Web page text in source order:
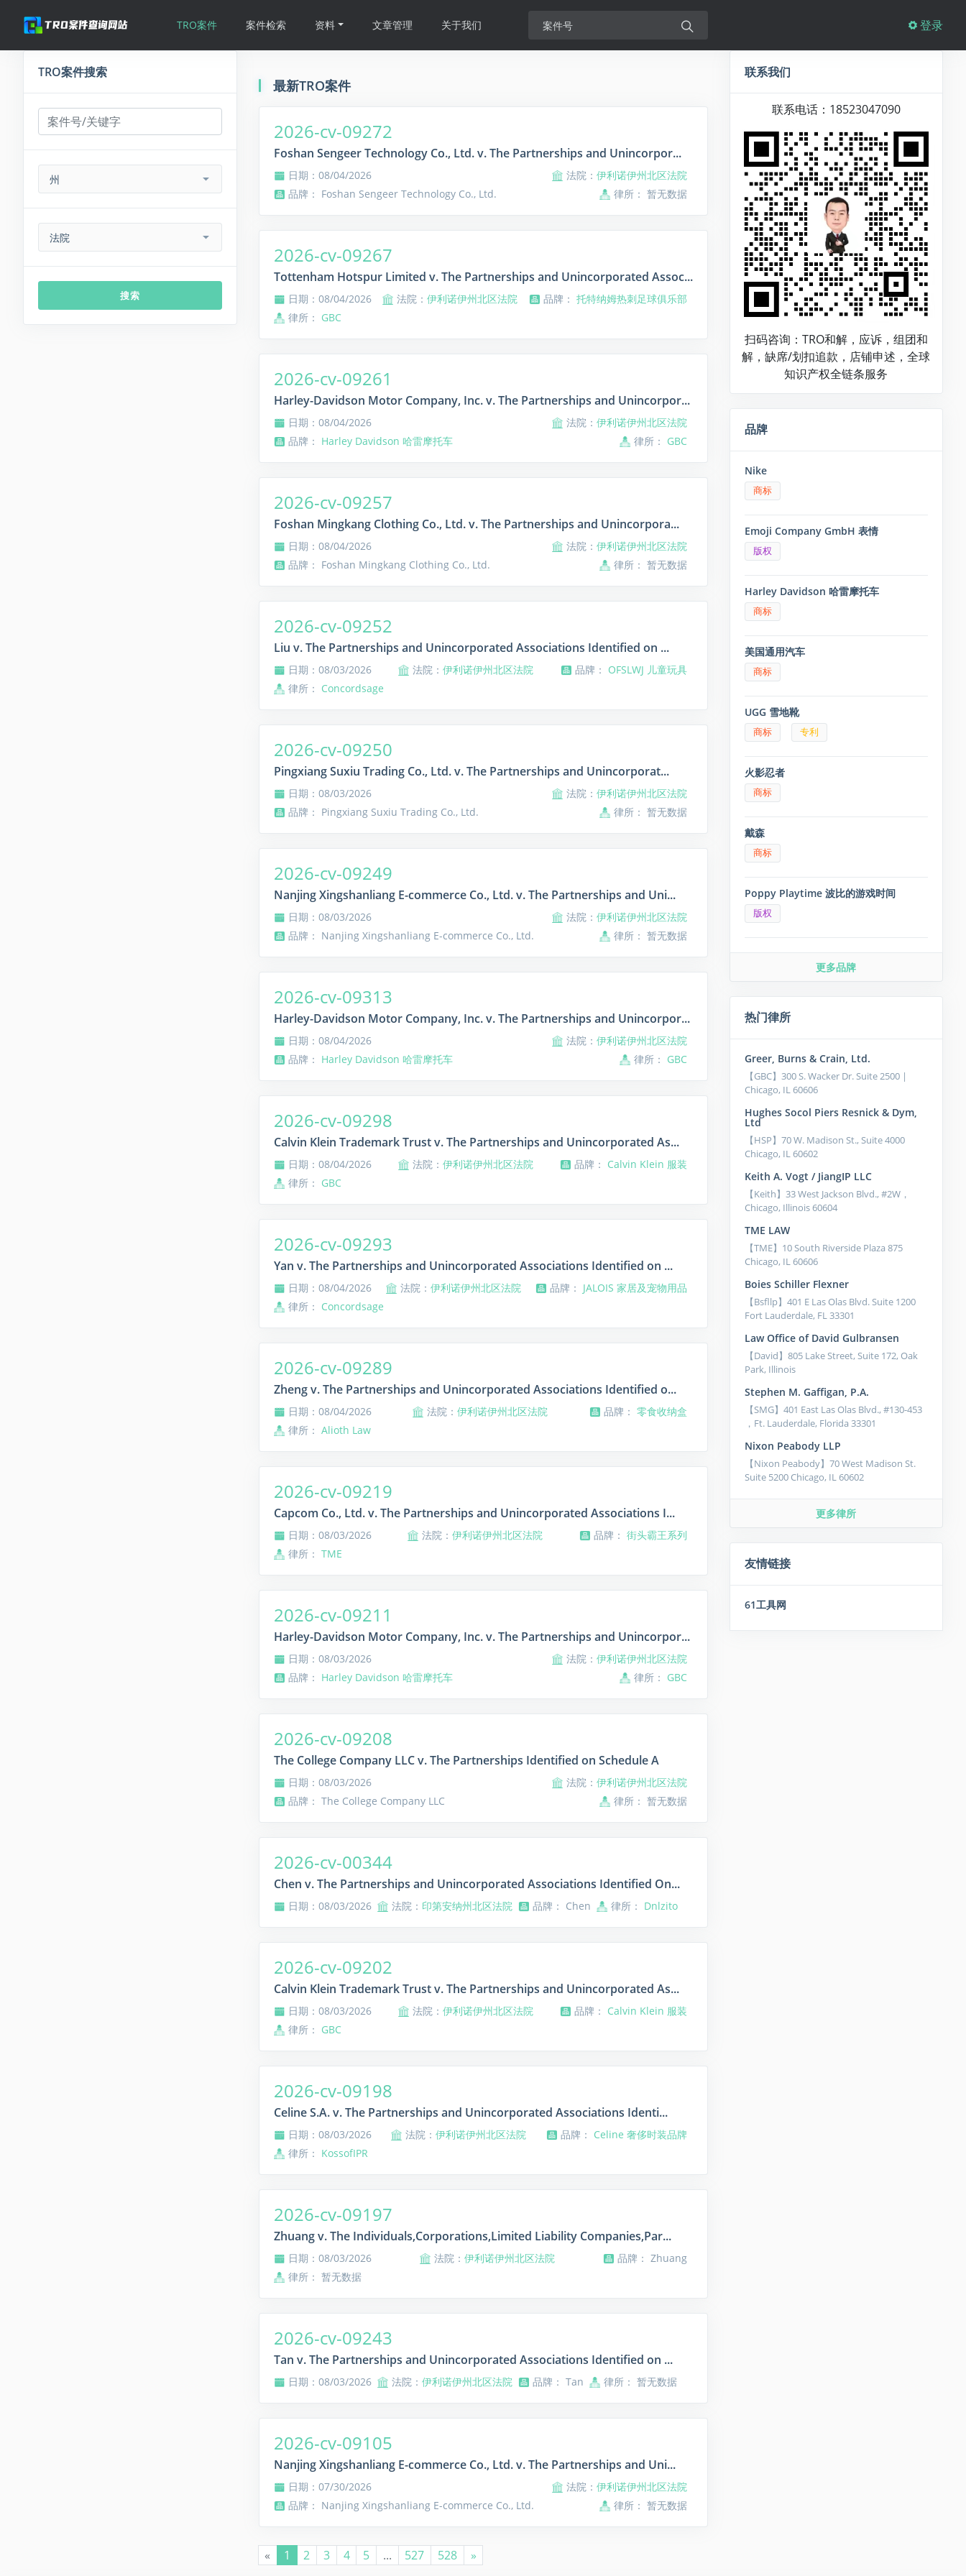
TRO案件 案件检索 资料 文章管理 关于我们 登录
TRO案件搜索
搜索
最新TRO案件
2026-cv-09272
Foshan Sengeer Technology Co., Ltd. v. The Partnerships and Unincorpor...
日期：08/04/2026 法院： 伊利诺伊州北区法院
品牌： Foshan Sengeer Technology Co., Ltd.
律所： 暂无数据
2026-cv-09267
Tottenham Hotspur Limited v. The Partnerships and Unincorporated Assoc...
日期：08/04/2026 法院： 伊利诺伊州北区法院 品牌： 托特纳姆热刺足球俱乐部
律所： GBC
2026-cv-09261
Harley-Davidson Motor Company, Inc. v. The Partnerships and Unincorpor...
日期：08/04/2026 法院： 伊利诺伊州北区法院
品牌： Harley Davidson 哈雷摩托车 律所： GBC
2026-cv-09257
Foshan Mingkang Clothing Co., Ltd. v. The Partnerships and Unincorpora...
日期：08/04/2026 法院： 伊利诺伊州北区法院
品牌： Foshan Mingkang Clothing Co., Ltd.
律所： 暂无数据
2026-cv-09252
Liu v. The Partnerships and Unincorporated Associations Identified on ...
日期：08/03/2026 法院： 伊利诺伊州北区法院 品牌： OFSLWJ 儿童玩具
律所： Concordsage
2026-cv-09250
Pingxiang Suxiu Trading Co., Ltd. v. The Partnerships and Unincorporat...
日期：08/03/2026 法院： 伊利诺伊州北区法院
品牌： Pingxiang Suxiu Trading Co., Ltd.
律所： 暂无数据
2026-cv-09249
Nanjing Xingshanliang E-commerce Co., Ltd. v. The Partnerships and Uni...
日期：08/03/2026 法院： 伊利诺伊州北区法院
品牌： Nanjing Xingshanliang E-commerce Co., Ltd.
律所： 暂无数据
2026-cv-09313
Harley-Davidson Motor Company, Inc. v. The Partnerships and Unincorpor...
日期：08/04/2026 法院： 伊利诺伊州北区法院
品牌： Harley Davidson 哈雷摩托车 律所： GBC
2026-cv-09298
Calvin Klein Trademark Trust v. The Partnerships and Unincorporated As...
日期：08/04/2026 法院： 伊利诺伊州北区法院 品牌： Calvin Klein 服装
律所： GBC
2026-cv-09293
Yan v. The Partnerships and Unincorporated Associations Identified on ...
日期：08/04/2026 法院： 伊利诺伊州北区法院 品牌： JALOIS 家居及宠物用品
律所： Concordsage
2026-cv-09289
Zheng v. The Partnerships and Unincorporated Associations Identified o...
日期：08/04/2026 法院： 伊利诺伊州北区法院 品牌： 零食收纳盒
律所： Alioth Law
2026-cv-09219
Capcom Co., Ltd. v. The Partnerships and Unincorporated Associations I...
日期：08/03/2026 法院： 伊利诺伊州北区法院 品牌： 街头霸王系列
律所： TME
2026-cv-09211
Harley-Davidson Motor Company, Inc. v. The Partnerships and Unincorpor...
日期：08/03/2026 法院： 伊利诺伊州北区法院
品牌： Harley Davidson 哈雷摩托车 律所： GBC
2026-cv-09208
The College Company LLC v. The Partnerships Identified on Schedule A
日期：08/03/2026 法院： 伊利诺伊州北区法院
品牌： The College Company LLC
律所： 暂无数据
2026-cv-00344
Chen v. The Partnerships and Unincorporated Associations Identified On...
日期：08/03/2026 法院： 印第安纳州北区法院 品牌： Chen 律所： Dnlzito
2026-cv-09202
Calvin Klein Trademark Trust v. The Partnerships and Unincorporated As...
日期：08/03/2026 法院： 伊利诺伊州北区法院 品牌： Calvin Klein 服装
律所： GBC
2026-cv-09198
Celine S.A. v. The Partnerships and Unincorporated Associations Identi...
日期：08/03/2026 法院： 伊利诺伊州北区法院 品牌： Celine 奢侈时装品牌
律所： KossofIPR
2026-cv-09197
Zhuang v. The Individuals,Corporations,Limited Liability Companies,Par...
日期：08/03/2026 法院： 伊利诺伊州北区法院
品牌： Zhuang
律所： 暂无数据
2026-cv-09243
Tan v. The Partnerships and Unincorporated Associations Identified on ...
日期：08/03/2026 法院： 伊利诺伊州北区法院 品牌： Tan 律所： 暂无数据
2026-cv-09105
Nanjing Xingshanliang E-commerce Co., Ltd. v. The Partnerships and Uni...
日期：07/30/2026 法院： 伊利诺伊州北区法院
品牌： Nanjing Xingshanliang E-commerce Co., Ltd.
律所： 暂无数据
« 1 2 3 4 5 ... 527 528 »
联系我们
联系电话：18523047090
扫码咨询：TRO和解，应诉，组团和
解，缺席/划扣追款，店铺申述，全球
知识产权全链条服务
品牌
Nike
商标
Emoji Company GmbH 表情
版权
Harley Davidson 哈雷摩托车
商标
美国通用汽车
商标
UGG 雪地靴
商标 专利
火影忍者
商标
戴森
商标
Poppy Playtime 波比的游戏时间
版权
更多品牌
热门律所
Greer, Burns & Crain, Ltd.
【GBC】300 S. Wacker Dr. Suite 2500 |
Chicago, IL 60606
Hughes Socol Piers Resnick & Dym,
Ltd
【HSP】70 W. Madison St., Suite 4000​ ​
Chicago, IL 60602
Keith A. Vogt / JiangIP LLC
【Keith】33 West Jackson Blvd., #2W，
Chicago, Illinois 60604
TME LAW
【TME】10 South Riverside Plaza 875
Chicago, IL 60606
Boies Schiller Flexner
【Bsfllp】401 E Las Olas Blvd. Suite 1200
Fort Lauderdale, FL 33301
Law Office of David Gulbransen
【David】805 Lake Street, Suite 172, Oak
Park, Illinois
Stephen M. Gaffigan, P.A.
【SMG】401 East Las Olas Blvd., #130-453
，Ft. Lauderdale, Florida 33301
Nixon Peabody LLP
【Nixon Peabody】70 West Madison St.
Suite 5200 Chicago, IL 60602
更多律所
友情链接
61工具网